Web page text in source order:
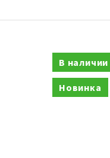
В наличии
Новинка